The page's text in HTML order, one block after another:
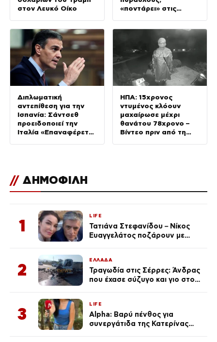
στον Λευκό Οίκο
«ποντάρει» στις
Διπλωματική
αντεπίθεση για την
Ισπανία: Σάντσεθ
προειδοποιεί την
Ιταλία «Επαναφέρετε
ΗΠΑ: 15χρονος
ντυμένος κλόουν
μαχαίρωσε μέχρι
θανάτου 78χρονο –
Βίντεο πριν από τη
// ΔΗΜΟΦΙΛΗ
1
LIFE
Τατιάνα Στεφανίδου – Νίκος
Ευαγγελάτος ποζάρουν με
2
ΕΛΛΑΔΑ
Τραγωδία στις Σέρρες: Άνδρας
που έχασε σύζυγο και γιο στο
3
LIFE
Alpha: Βαρύ πένθος για
συνεργάτιδα της Κατερίνας